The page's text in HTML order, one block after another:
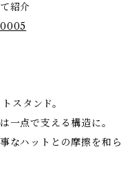
紹介
スタンド。
一点で支える構造に。
なハットとの摩擦を和ら